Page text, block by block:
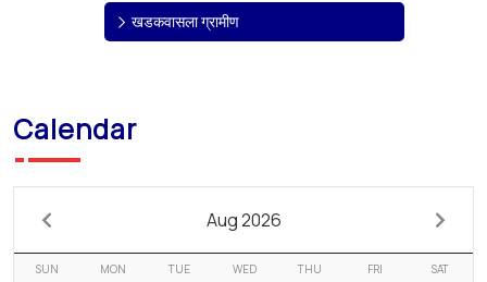
खडकवासला ग्रामीण
Calendar
Aug 2026
SUN MON TUE WED THU FRI SAT